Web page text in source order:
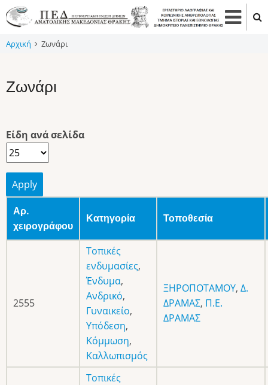
Παράκαμψη
προς
κυρίως
Αρχική Ζωνάρι
Ζωνάρι
Είδη ανά σελίδα
Αρ.
χειρογράφου
Κατηγορία Τοποθεσία
2555
Τοπικές
ενδυμασίες,
Ένδυμα,
Ανδρικό,
Γυναικείο,
Υπόδεση,
Κόμμωση,
Καλλωπισμός
ΞΗΡΟΠΟΤΑΜΟΥ, Δ.
ΔΡΑΜΑΣ, Π.Ε.
ΔΡΑΜΑΣ
Τοπικές